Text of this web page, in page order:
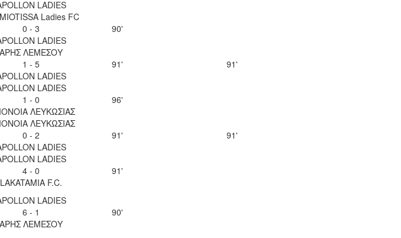
LADIES
Ladies FC
0 - 3
LADIES
90'
ΑΡΗΣ ΛΕΜΕΣΟΥ
1 - 5
LADIES
91' 91'
LADIES
1 - 0
ΛΕΥΚΩΣΙΑΣ
96'
ΛΕΥΚΩΣΙΑΣ
0 - 2
LADIES
91' 91'
LADIES
4 - 0
LAKATAMIA F.C.
91'
LADIES
6 - 1
ΑΡΗΣ ΛΕΜΕΣΟΥ
90'